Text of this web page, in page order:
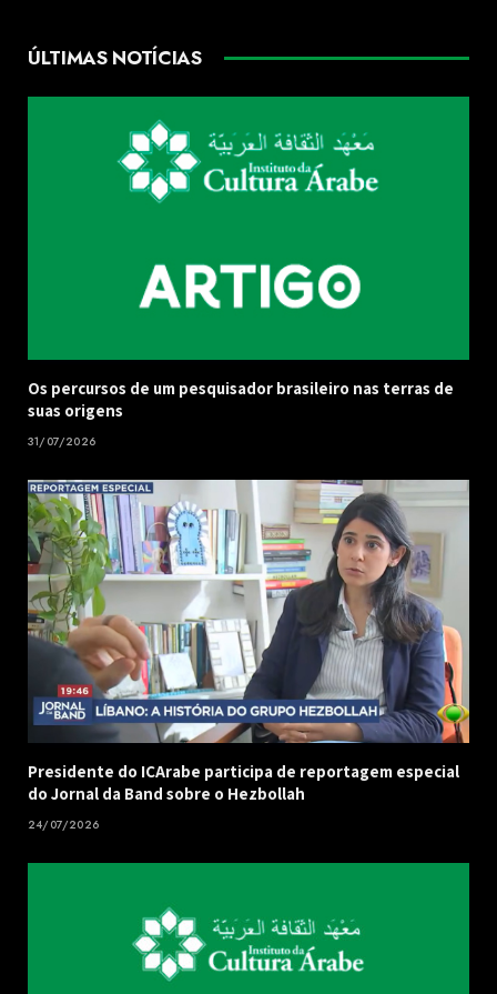
ÚLTIMAS NOTÍCIAS
Os percursos de um pesquisador brasileiro nas terras de
suas origens
31/07/2026
Presidente do ICArabe participa de reportagem especial
do Jornal da Band sobre o Hezbollah
24/07/2026